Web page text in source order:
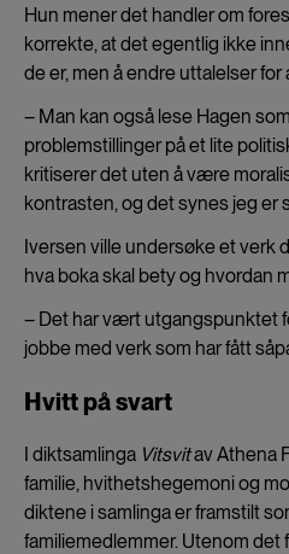
Hun mener det handler om
korrekte, at det egentlig ikke
de er, men å endre uttalelser
– Man kan også lese Hagen
problemstillinger på et lite
kritiserer det uten å være
kontrasten, og det synes jeg er
Iversen ville undersøke et verk
hva boka skal bety og hvordan
– Det har vært utgangspunktet
jobbe med verk som har fått
Hvitt på svart
I diktsamlinga Vitsvitav Athena
familie, hvithetshegemoni og
diktene i samlinga er framstilt
familiemedlemmer. Utenom